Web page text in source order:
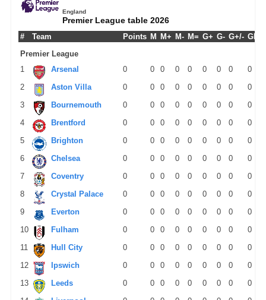
England
Premier League table 2026
# Team Points M M+ M- M= G+ G- G+/- GPM
Premier League
1
Arsenal 0 0 0 0 0 0 0 0
0
2
Aston Villa 0 0 0 0 0 0 0 0
0
3
Bournemouth 0 0 0 0 0 0 0 0
0
4
Brentford 0 0 0 0 0 0 0 0
0
5
Brighton 0 0 0 0 0 0 0 0
0
6
Chelsea 0 0 0 0 0 0 0 0
0
7
Coventry 0 0 0 0 0 0 0 0
0
8
Crystal Palace 0 0 0 0 0 0 0 0
0
9
Everton 0 0 0 0 0 0 0 0
0
10
Fulham 0 0 0 0 0 0 0 0
0
11
Hull City 0 0 0 0 0 0 0 0
0
12
Ipswich 0 0 0 0 0 0 0 0
0
13
Leeds 0 0 0 0 0 0 0 0
0